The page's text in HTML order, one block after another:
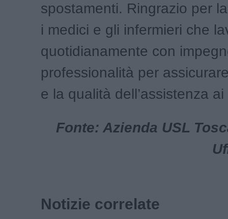
spostamenti. Ringrazio per
i medici e gli infermieri che
quotidianamente con
professionalità per
e la qualità dell’assistenza ai
Fonte: Azienda USL
Notizie correlate